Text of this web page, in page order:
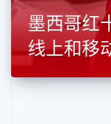
墨西哥红
线上和移
English
马尔他
English
马来西亚
美国